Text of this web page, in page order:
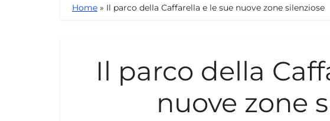
Home » Il parco della Caffarella e le sue nuove zone silenziose
Il parco della
nuove zone